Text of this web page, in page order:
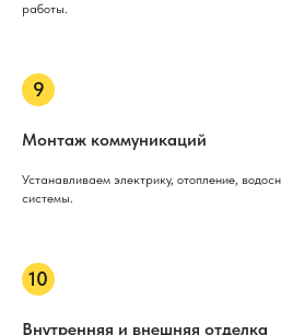
работы.
Монтаж коммуникаций
Устанавливаем электрику, отопление,
системы.
Внутренняя и внешняя отделка